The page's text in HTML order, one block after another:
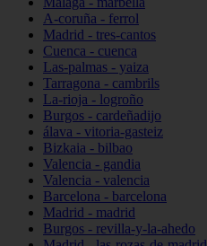
A-coruña - ferrol
Madrid - tres-cantos
Cuenca - cuenca
Las-palmas - yaiza
Tarragona - cambrils
La-rioja - logroño
Burgos - cardeñadijo
álava - vitoria-gasteiz
Bizkaia - bilbao
Valencia - gandia
Valencia - valencia
Barcelona - barcelona
Madrid - madrid
Burgos - revilla-y-la-ahedo